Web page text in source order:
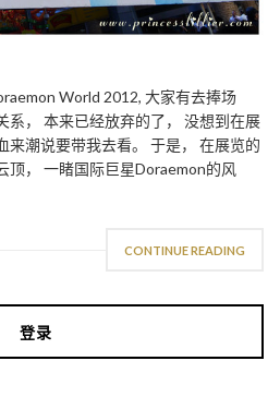
World 2012, 大家有去捧场
系， 本来已经放弃的了， 没想到在展
来潮说要带我去看。 于是， 在展览的
顶， 一睹国际巨星Doraemon的风
CONTINUE READING
登录